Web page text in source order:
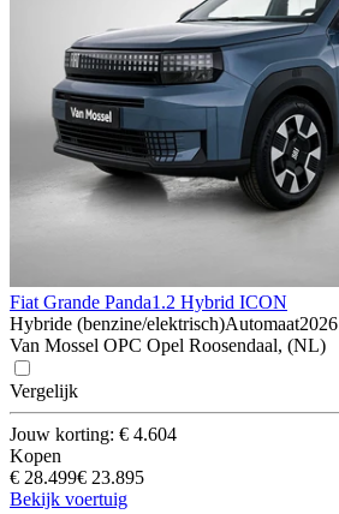
Fiat Grande Panda1.2 Hybrid ICON
Hybride (benzine/elektrisch)Automaat2026
Van Mossel OPC Opel Roosendaal, (NL)
Vergelijk
Jouw korting: € 4.604
Kopen
€ 28.499€ 23.895
Bekijk voertuig